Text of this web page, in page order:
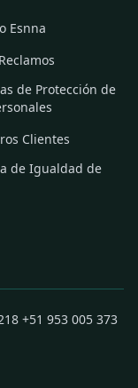
Esnna
de Protección de
Clientes
de Igualdad de
+51 953 005 373